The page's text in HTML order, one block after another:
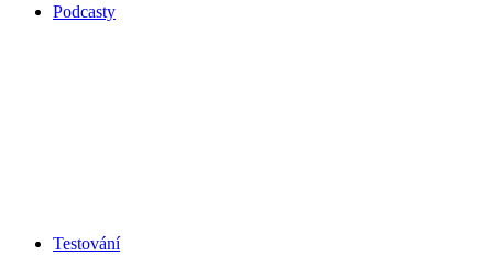
Podcasty
Testování